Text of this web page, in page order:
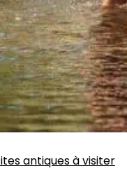
antiques à visiter